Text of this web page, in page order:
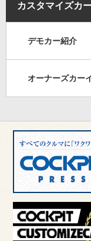
カスタマイズカ
デモカー紹介
オーナーズカー